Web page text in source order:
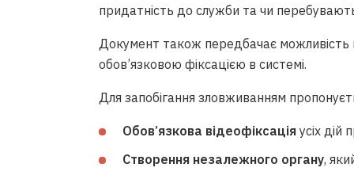
придатність до служби та чи
Документ також передбачає можливість
обов’язковою фіксацією в системі.
Для запобігання зловживанням
Обов’язкова відеофіксація усіх дій
Створення незалежного органу,